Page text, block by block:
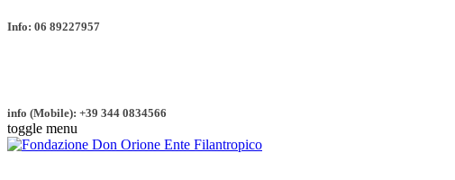
Info: 06 89227957
info (Mobile): +39 344 0834566
toggle menu